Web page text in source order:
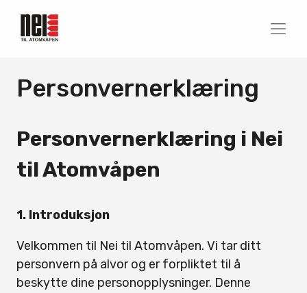
Personvernerklæring
Personvernerklæring i Nei
til Atomvåpen
1. Introduksjon
Velkommen til Nei til Atomvåpen. Vi tar ditt
personvern på alvor og er forpliktet til å
beskytte dine personopplysninger. Denne